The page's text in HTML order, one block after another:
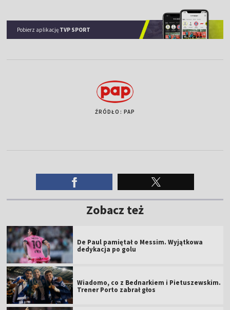
Pobierz aplikację TVP SPORT
ŹRÓDŁO: PAP
Zobacz też
De Paul pamiętał o Messim. Wyjątkowa
dedykacja po golu
Wiadomo, co z Bednarkiem i Pietuszewskim.
Trener Porto zabrał głos